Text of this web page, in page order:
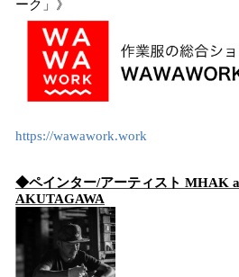
ーク」》
https://wawawork.work
◆ペインター/アーティスト MHAK
AKUTAGAWA​